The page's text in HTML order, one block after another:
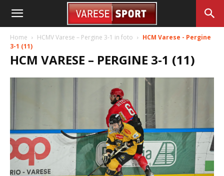
Home HCMV Varese – Pergine 3-1 in foto
HCM Varese - Pergine
3-1 (11)
HCM VARESE – PERGINE 3-1 (11)